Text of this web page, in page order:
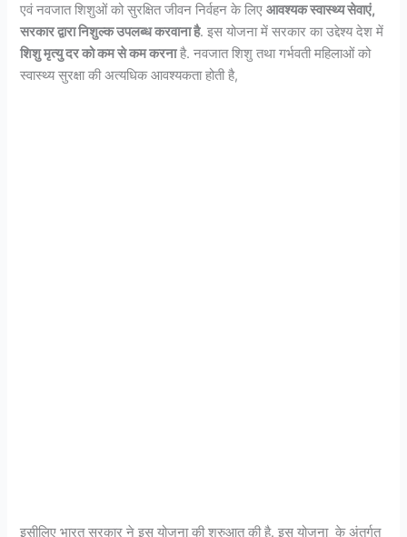
एवं नवजात शिशुओं को सुरक्षित जीवन निर्वहन के लिएआवश्यक स्वास्थ्य सेवाएं,
सरकार द्वारा निशुल्क उपलब्ध करवाना है. इस योजना में सरकार का उद्देश्य देश में
शिशु मृत्यु दर को कम से कम करनाहै. नवजात शिशु तथा गर्भवती महिलाओं को
स्वास्थ्य सुरक्षा की अत्यधिक आवश्यकता होती है,
इसीलिए भारत सरकार ने इस योजना की शुरुआत की है. इस योजना के अंतर्गत